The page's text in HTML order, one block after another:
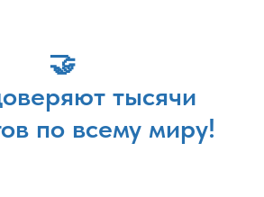
🤝
тысячи
по всему миру!